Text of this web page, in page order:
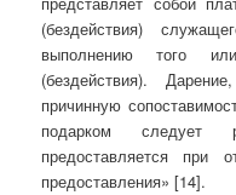
(бездействия)
выполнению того
(бездействия).
причинную
подарком следует
предоставляется при
предоставления» [14].